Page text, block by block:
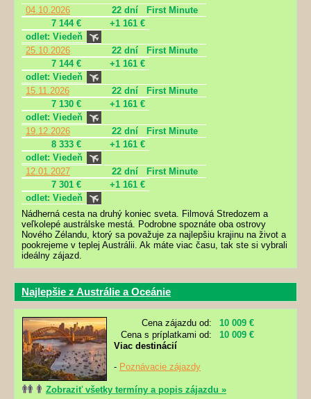
04.10.2026
22 dní
First Minute
7 144 €
+1 161 €
odlet: Viedeň
25.10.2026
22 dní
First Minute
7 144 €
+1 161 €
odlet: Viedeň
15.11.2026
22 dní
First Minute
7 130 €
+1 161 €
odlet: Viedeň
19.12.2026
22 dní
First Minute
8 333 €
+1 161 €
odlet: Viedeň
12.01.2027
22 dní
First Minute
7 301 €
+1 161 €
odlet: Viedeň
Nádherná cesta na druhý koniec sveta. Filmová Stredozem a
veľkolepé austrálske mestá. Podrobne spoznáte oba ostrovy
Nového Zélandu, ktorý sa považuje za najlepšiu krajinu na život a
pookrejeme v teplej Austrálii. Ak máte viac času, tak ste si vybrali
ideálny zájazd.
Najlepšie z Austrálie a Oceánie
Cena zájazdu od:
10 009 €
Cena s príplatkami od:
10 009 €
Viac destinácií
- Poznávacie zájazdy
Zobraziť všetky termíny a popis zájazdu »